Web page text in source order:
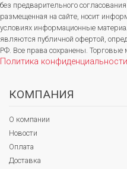
без предварительного
размещенная на сайте, носит
условиях информационные
являются публичной офертой,
РФ. Все права сохранены.
Политика конфиденциальности
КОМПАНИЯ
О компании
Новости
Оплата
Доставка